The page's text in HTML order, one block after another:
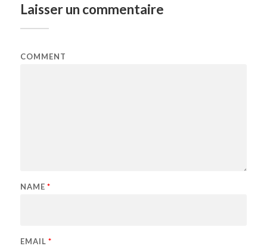
Laisser un commentaire
COMMENT
NAME *
EMAIL *